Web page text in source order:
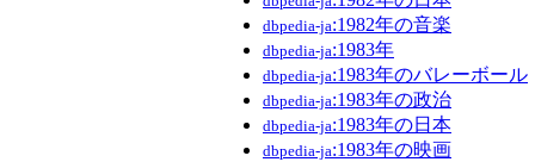
dbpedia-ja:1982年の音楽
dbpedia-ja:1983年
dbpedia-ja:1983年のバレーボール
dbpedia-ja:1983年の政治
dbpedia-ja:1983年の日本
dbpedia-ja:1983年の映画